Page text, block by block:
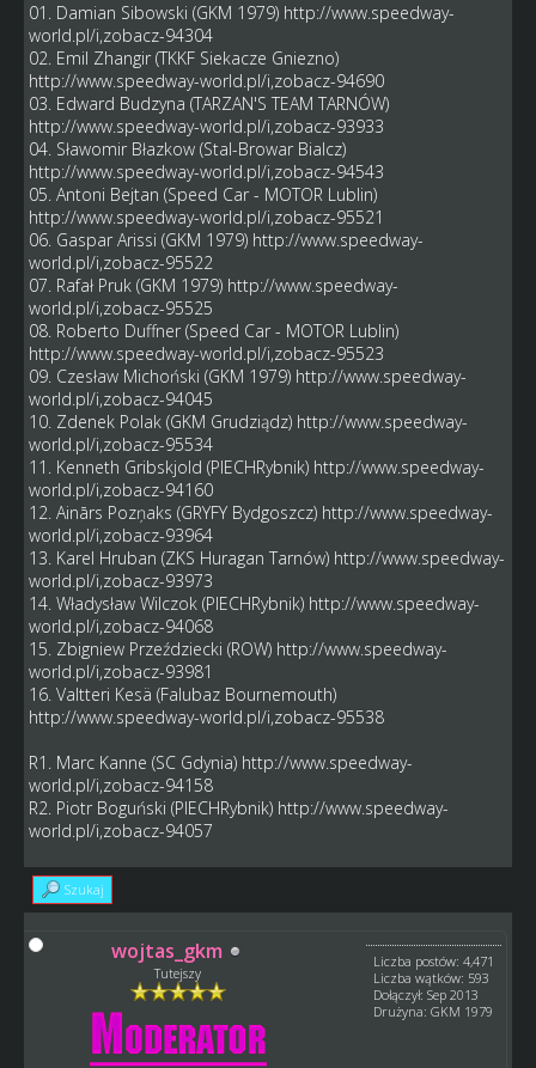
01. Damian Sibowski (GKM 1979) http://www.speedway-
world.pl/i,zobacz-94304
02. Emil Zhangir (TKKF Siekacze Gniezno)
http://www.speedway-world.pl/i,zobacz-94690
03. Edward Budzyna (TARZAN'S TEAM TARNÓW)
http://www.speedway-world.pl/i,zobacz-93933
04. Sławomir Błazkow (Stal-Browar Bialcz)
http://www.speedway-world.pl/i,zobacz-94543
05. Antoni Bejtan (Speed Car - MOTOR Lublin)
http://www.speedway-world.pl/i,zobacz-95521
06. Gaspar Arissi (GKM 1979) http://www.speedway-
world.pl/i,zobacz-95522
07. Rafał Pruk (GKM 1979) http://www.speedway-
world.pl/i,zobacz-95525
08. Roberto Duffner (Speed Car - MOTOR Lublin)
http://www.speedway-world.pl/i,zobacz-95523
09. Czesław Michoński (GKM 1979) http://www.speedway-
world.pl/i,zobacz-94045
10. Zdenek Polak (GKM Grudziądz) http://www.speedway-
world.pl/i,zobacz-95534
11. Kenneth Gribskjold (PIECHRybnik) http://www.speedway-
world.pl/i,zobacz-94160
12. Ainārs Pozņaks (GRYFY Bydgoszcz) http://www.speedway-
world.pl/i,zobacz-93964
13. Karel Hruban (ZKS Huragan Tarnów) http://www.speedway-
world.pl/i,zobacz-93973
14. Władysław Wilczok (PIECHRybnik) http://www.speedway-
world.pl/i,zobacz-94068
15. Zbigniew Przeździecki (ROW) http://www.speedway-
world.pl/i,zobacz-93981
16. Valtteri Kesä (Falubaz Bournemouth)
http://www.speedway-world.pl/i,zobacz-95538
R1. Marc Kanne (SC Gdynia) http://www.speedway-
world.pl/i,zobacz-94158
R2. Piotr Boguński (PIECHRybnik) http://www.speedway-
world.pl/i,zobacz-94057
Szukaj
wojtas_gkm
Tutejszy
Liczba postów: 4,471
Liczba wątków: 593
Dołączył: Sep 2013
Drużyna: GKM 1979